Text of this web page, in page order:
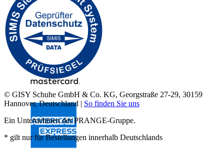
© GISY Schuhe GmbH & Co. KG, Georgstraße 27-29, 30159
Hannover, Deutschland | So finden Sie uns
Ein Unternehmen der PRANGE-Gruppe.
* gilt nur für Bestellungen innerhalb Deutschlands